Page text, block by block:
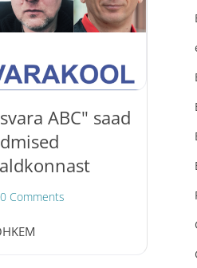
tegelevate ettevõtete
hindajad jne;
ABC" saad
0 Comments
ABC " toimub 09-